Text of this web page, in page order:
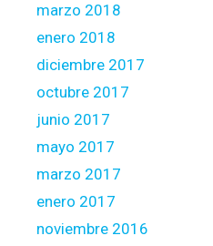
marzo 2018
enero 2018
diciembre 2017
octubre 2017
junio 2017
mayo 2017
marzo 2017
enero 2017
noviembre 2016